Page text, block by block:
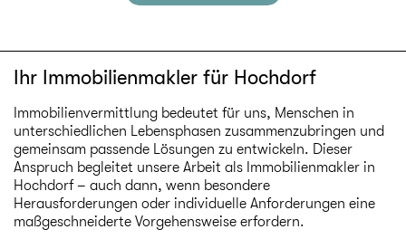
Ihr Immobilienmakler für Hochdorf
Immobilienvermittlung bedeutet für uns, Menschen in
unterschiedlichen Lebensphasen zusammenzubringen und
gemeinsam passende Lösungen zu entwickeln. Dieser
Anspruch begleitet unsere Arbeit als Immobilienmakler in
Hochdorf – auch dann, wenn besondere
Herausforderungen oder individuelle Anforderungen eine
maßgeschneiderte Vorgehensweise erfordern.